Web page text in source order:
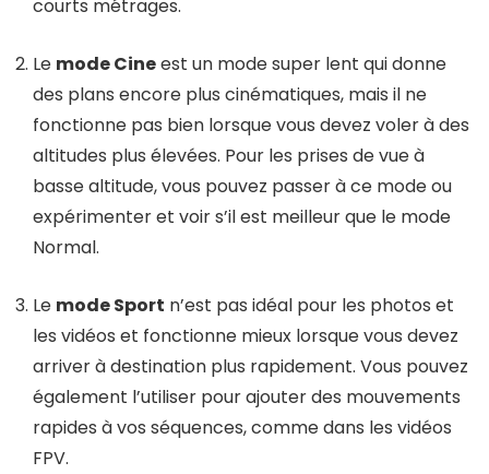
courts métrages.
Le mode Cineest un mode super lent qui donne
des plans encore plus cinématiques, mais il ne
fonctionne pas bien lorsque vous devez voler à des
altitudes plus élevées. Pour les prises de vue à
basse altitude, vous pouvez passer à ce mode ou
expérimenter et voir s’il est meilleur que le mode
Normal.
Le mode Sport n’est pas idéal pour les photos et
les vidéos et fonctionne mieux lorsque vous devez
arriver à destination plus rapidement. Vous pouvez
également l’utiliser pour ajouter des mouvements
rapides à vos séquences, comme dans les vidéos
FPV.